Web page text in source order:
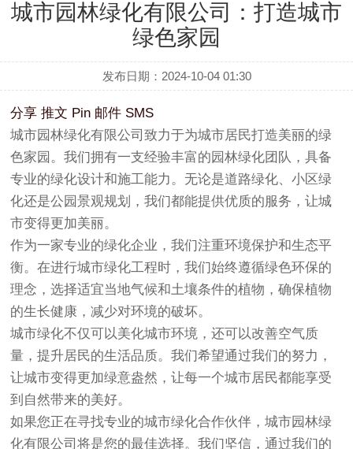
城市园林绿化有限公司：打造城市
绿色家园
发布日期：2024-10-04 01:30
分享 推文 Pin 邮件 SMS
城市园林绿化有限公司致力于为城市居民打造美丽的绿
色家园。我们拥有一支经验丰富的园林绿化团队，具备
专业的绿化设计和施工能力。无论是道路绿化、小区绿
化还是公园景观规划，我们都能提供优质的服务，让城
市变得更加美丽。
作为一家专业的绿化企业，我们注重环境保护和生态平
衡。在进行城市绿化工程时，我们始终遵循绿色环保的
理念，选择适宜当地气候和土壤条件的植物，确保植物
的生长健康，减少对环境的破坏。
城市绿化不仅可以美化城市环境，还可以改善空气质
量，提升居民的生活品质。我们希望通过我们的努力，
让城市变得更加绿意盎然，让每一个城市居民都能享受
到自然带来的美好。
如果您正在寻找专业的城市绿化合作伙伴，城市园林绿
化有限公司将是您的最佳选择。我们坚信，通过我们的